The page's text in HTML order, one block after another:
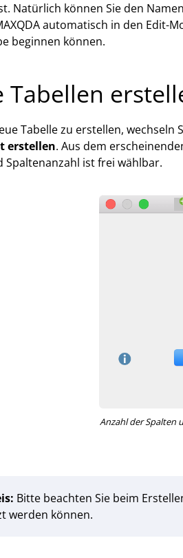
Natürlich können Sie den
automatisch in den Edit-
beginnen können.
Tabellen
Tabelle zu erstellen,
erstellen. Aus dem
Spaltenanzahl ist frei wählbar.
Anzahl der Spalten
Bitte beachten Sie beim
werden können.